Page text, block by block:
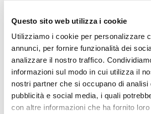
Questo sito web utilizza i cookie
Utilizziamo i cookie per personalizzare
annunci, per fornire funzionalità dei
analizzare il nostro traffico.
informazioni sul modo in cui utilizza il
nostri partner che si occupano di analisi
pubblicità e social media, i quali
con altre informazioni che ha fornito